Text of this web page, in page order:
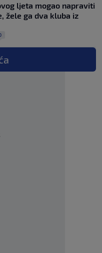
ljeta mogao napraviti
žele ga dva kluba iz